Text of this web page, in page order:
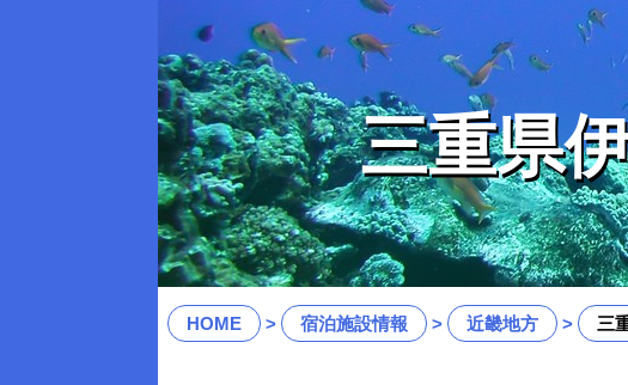
三重県
HOME 宿泊施設情報 近畿地方 三